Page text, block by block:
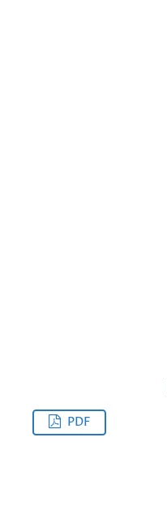
PDF